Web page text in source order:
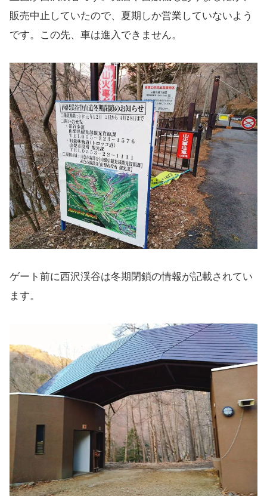
販売中止していたので、夏期しか営業していないよう
です。この先、車は進入できません。
ゲート前に西沢渓谷は冬期閉鎖の情報が記載されてい
ます。